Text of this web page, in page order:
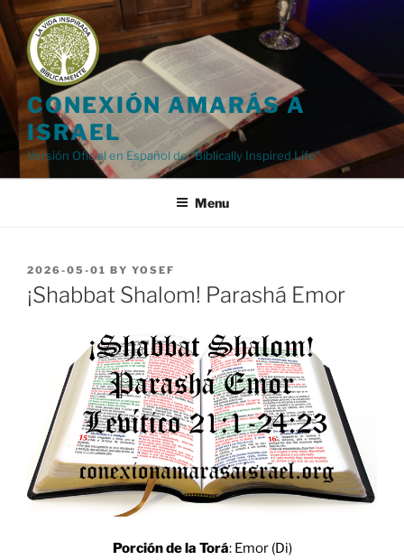
Skip
to
content
CONEXIÓN AMARÁS A
ISRAEL
Versión Oficial en Español de "Biblically Inspired Life"
Menu
POSTED
ON
2026-05-01 BY YOSEF
¡Shabbat Shalom! Parashá Emor
Porción de la Torá: Emor (Di)